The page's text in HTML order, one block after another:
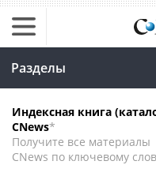
Разделы
Индексная книга
CNews*
Получите все материалы
CNews по ключевому